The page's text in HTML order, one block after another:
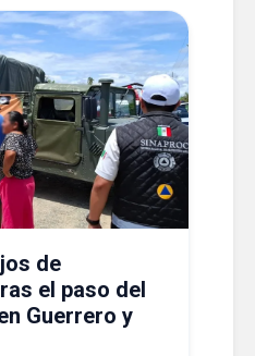
de
el paso del
Guerrero y